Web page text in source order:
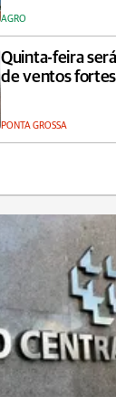
AGRO
Quinta-feira
de ventos
PONTA GROSSA